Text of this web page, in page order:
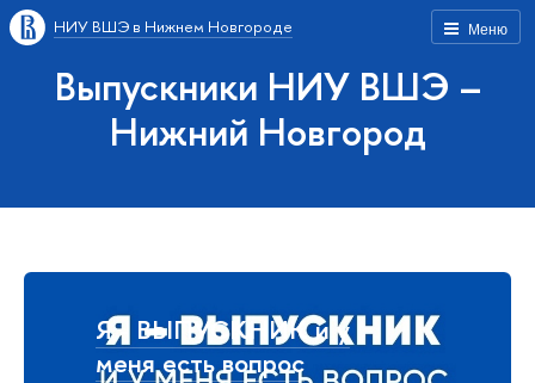
Меню
НИУ ВШЭ в Нижнем Новгороде
Выпускники НИУ ВШЭ –
Нижний Новгород
Я - ВЫПУСКНИК и у
меня есть вопрос